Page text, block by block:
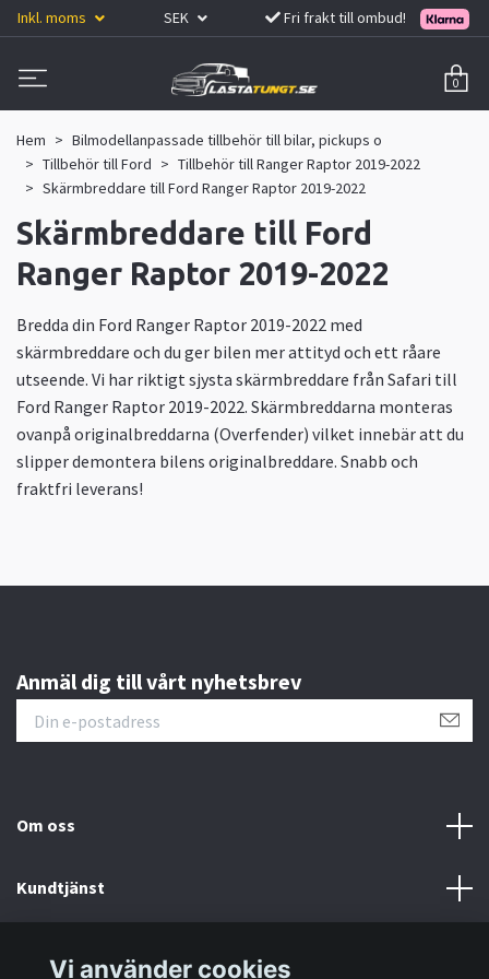
Inkl. moms SEK Fri frakt till ombud!
0
Hem
Bilmodellanpassade tillbehör till bilar, pickups o
Tillbehör till Ford
Tillbehör till Ranger Raptor 2019-2022
Skärmbreddare till Ford Ranger Raptor 2019-2022
Skärmbreddare till Ford
Ranger Raptor 2019-2022
Bredda din Ford Ranger Raptor 2019-2022 med
skärmbreddare och du ger bilen mer attityd och ett råare
utseende. Vi har riktigt sjysta skärmbreddare från Safari till
Ford Ranger Raptor 2019-2022. Skärmbreddarna monteras
ovanpå originalbreddarna (Overfender) vilket innebär att du
slipper demontera bilens originalbreddare. Snabb och
fraktfri leverans!
Anmäl dig till vårt nyhetsbrev
Om oss
Kundtjänst
Vi använder cookies